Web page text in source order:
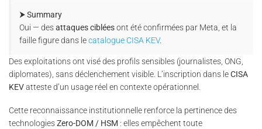
⮞ Summary
Oui — desattaques cibléesont été confirmées par Meta, et la
faille figure dans lecatalogue CISA KEV.
Des exploitations ont visé des profils sensibles (journalistes, ONG,
diplomates), sans déclenchement visible. L’inscription dans leCISA
KEVatteste d’un usage réel en contexte opérationnel.
Cette reconnaissance institutionnelle renforce la pertinence des
technologiesZero-DOM / HSM : elles empêchent toute